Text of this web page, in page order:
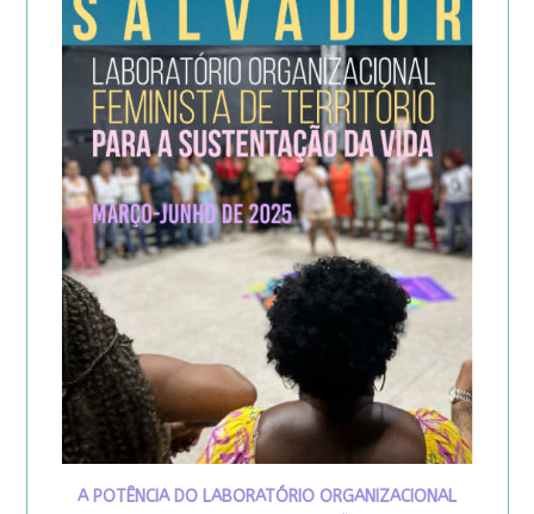
A POTÊNCIA DO LABORATÓRIO ORGANIZACIONAL